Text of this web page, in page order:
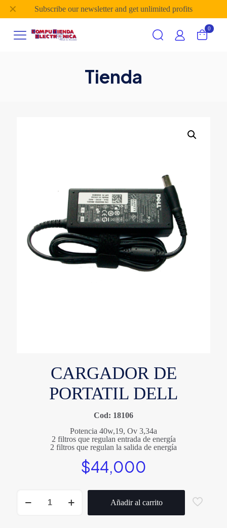
Subscribe our newsletter and get unlimited profits
✕
0
Tienda
CARGADOR DE
PORTATIL DELL
Cod: 18106
Potencia 40w,19, Ov 3,34a
2 filtros que regulan entrada de energía
2 filtros que regulan la salida de energía
$44,000
DE
Añadir al carrito